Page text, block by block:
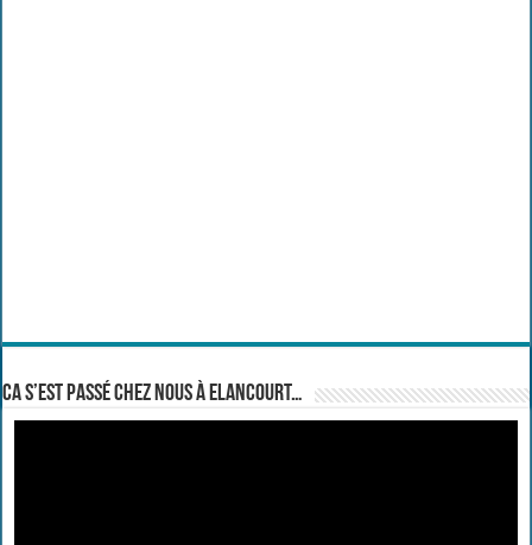
Ca s’est passé chez nous à Elancourt…